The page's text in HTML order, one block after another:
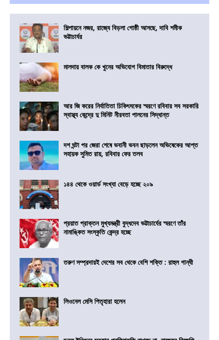
শিল্পায়নে নজর, রাজ্যে বিড়লা গোষ্ঠী আসছে, দাবি শমীক
ভট্টাচার্যর
মালদায় বালক কে খুনের অভিযোগ বিমাতার বিরুদ্ধে
আর জি করের নির্যাতিতা চিকিৎসকের স্মরণে রবিবার সব সরকারি
স্বাস্থ্য কেন্দ্রে দু মিনিট নীরবতা পালনের সিদ্ধান্ত
দশ ঘন্টা পর জেরা শেষে ভবানী ভবন ছাড়লেন অভিষেকের আপ্ত
সহায়ক সুমিত রায়, রবিবার ফের তলব
১৪৪ থেকে ওয়ার্ড সংখ্যা বেড়ে হচ্ছে ২০৯
প্রয়াত প্রাক্তন মুখ্যমন্ত্রী বুদ্ধদেব ভট্টাচার্যের স্মরণে তাঁর
নামাঙ্কিত সংস্কৃতি কেন্দ্র হচ্ছে
তরুণ সম্প্রদায়ই দেশের সব থেকে বেশি শক্তি : রাহুল গান্ধী
লিওনেল মেসি পিতৃহারা হলেন